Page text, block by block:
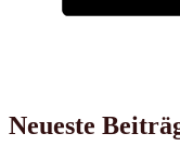
Neueste